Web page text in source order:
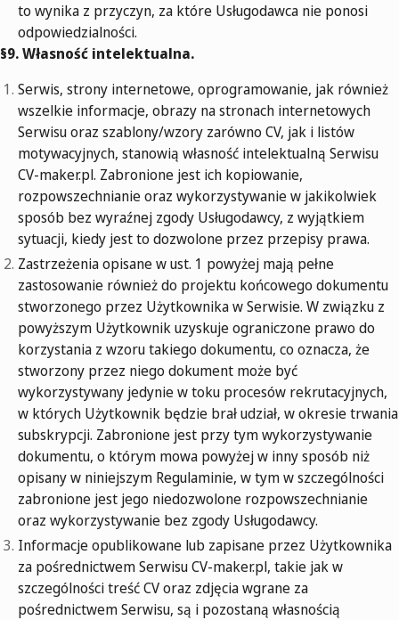
to wynika z przyczyn, za które Usługodawca nie ponosi
odpowiedzialności.
§9. Własność intelektualna.
Serwis, strony internetowe, oprogramowanie, jak również
wszelkie informacje, obrazy na stronach internetowych
Serwisu oraz szablony/wzory zarówno CV, jak i listów
motywacyjnych, stanowią własność intelektualną Serwisu
CV-maker.pl. Zabronione jest ich kopiowanie,
rozpowszechnianie oraz wykorzystywanie w jakikolwiek
sposób bez wyraźnej zgody Usługodawcy, z wyjątkiem
sytuacji, kiedy jest to dozwolone przez przepisy prawa.
Zastrzeżenia opisane w ust. 1 powyżej mają pełne
zastosowanie również do projektu końcowego dokumentu
stworzonego przez Użytkownika w Serwisie. W związku z
powyższym Użytkownik uzyskuje ograniczone prawo do
korzystania z wzoru takiego dokumentu, co oznacza, że
stworzony przez niego dokument może być
wykorzystywany jedynie w toku procesów rekrutacyjnych,
w których Użytkownik będzie brał udział, w okresie trwania
subskrypcji. Zabronione jest przy tym wykorzystywanie
dokumentu, o którym mowa powyżej w inny sposób niż
opisany w niniejszym Regulaminie, w tym w szczególności
zabronione jest jego niedozwolone rozpowszechnianie
oraz wykorzystywanie bez zgody Usługodawcy.
Informacje opublikowane lub zapisane przez Użytkownika
za pośrednictwem Serwisu CV-maker.pl, takie jak w
szczególności treść CV oraz zdjęcia wgrane za
pośrednictwem Serwisu, są i pozostaną własnością